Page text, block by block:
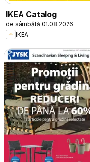
IKEA Catalog
de sâmbătă 01.08.2026
IKEA